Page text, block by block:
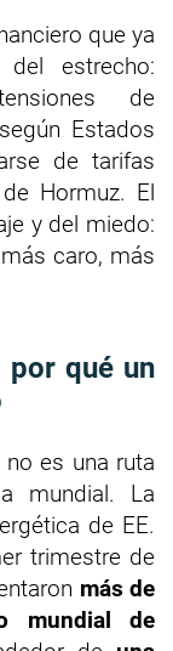
que ya
estrecho:
de
Estados
de tarifas
Hormuz. El
y del miedo:
caro, más
por qué un
es una ruta
mundial. La
de EE.
trimestre de
más de
mundial de